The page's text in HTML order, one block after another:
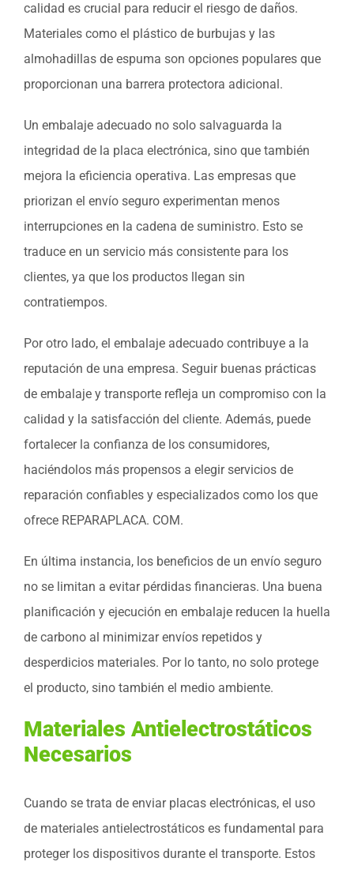
calidad es crucial para reducir el riesgo de daños.
Materiales como el plástico de burbujas y las
almohadillas de espuma son opciones populares que
proporcionan una barrera protectora adicional.
Un embalaje adecuado no solo salvaguarda la
integridad de la placa electrónica, sino que también
mejora la eficiencia operativa. Las empresas que
priorizan el envío seguro experimentan menos
interrupciones en la cadena de suministro. Esto se
traduce en un servicio más consistente para los
clientes, ya que los productos llegan sin
contratiempos.
Por otro lado, el embalaje adecuado contribuye a la
reputación de una empresa. Seguir buenas prácticas
de embalaje y transporte refleja un compromiso con la
calidad y la satisfacción del cliente. Además, puede
fortalecer la confianza de los consumidores,
haciéndolos más propensos a elegir servicios de
reparación confiables y especializados como los que
ofrece REPARAPLACA. COM.
En última instancia, los beneficios de un envío seguro
no se limitan a evitar pérdidas financieras. Una buena
planificación y ejecución en embalaje reducen la huella
de carbono al minimizar envíos repetidos y
desperdicios materiales. Por lo tanto, no solo protege
el producto, sino también el medio ambiente.
Materiales Antielectrostáticos
Necesarios
Cuando se trata de enviar placas electrónicas, el uso
de materiales antielectrostáticos es fundamental para
proteger los dispositivos durante el transporte. Estos